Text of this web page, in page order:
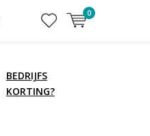
0
BEDRIJFS
KORTING?